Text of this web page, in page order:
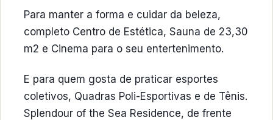
Para manter a forma e cuidar da beleza,
completo Centro de Estética, Sauna de 23,30
m2 e Cinema para o seu entertenimento.
E para quem gosta de praticar esportes
coletivos, Quadras Poli-Esportivas e de Tênis.
Splendour of the Sea Residence, de frente